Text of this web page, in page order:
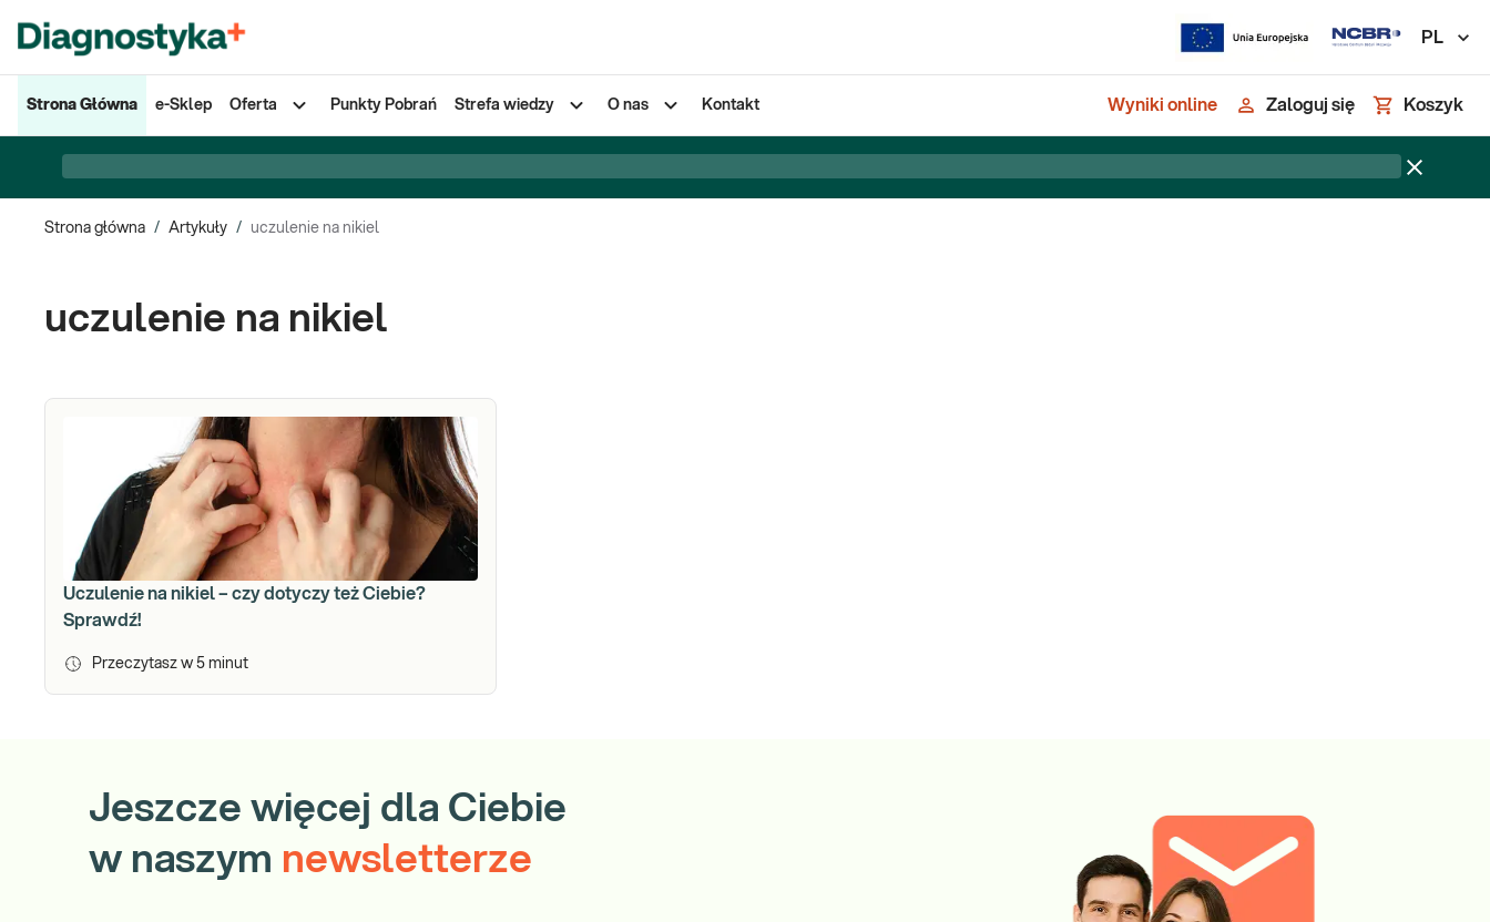
PL
Strona Główna e-Sklep Oferta Punkty Pobrań Strefa wiedzy O nas Kontakt Wyniki online Zaloguj się Koszyk
Strona główna / Artykuły / uczulenie na nikiel
uczulenie na nikiel
Uczulenie na nikiel – czy dotyczy też Ciebie?
Sprawdź!
Przeczytasz w 5 minut
Jeszcze więcej dla Ciebie
w naszym newsletterze